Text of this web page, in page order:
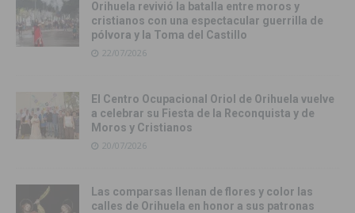
Orihuela revivió la batalla entre moros y
cristianos con una espectacular guerrilla de
pólvora y la Toma del Castillo
22/07/2026
El Centro Ocupacional Oriol de Orihuela vuelve
a celebrar su Fiesta de la Reconquista y de
Moros y Cristianos
20/07/2026
Las comparsas llenan de flores y color las
calles de Orihuela en honor a sus patronas